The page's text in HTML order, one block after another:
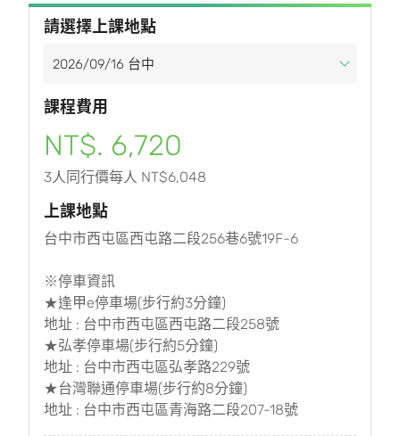
請選擇上課地點
課程費用
NT$. 6,720
3人同行價每人 NT$6,048
上課地點
台中市西屯區西屯路二段256巷6號19F-6
※停車資訊
★逢甲e停車場(步行約3分鐘)
地址 : 台中市西屯區西屯路二段258號
★弘孝停車場(步行約5分鐘)
地址 : 台中市西屯區弘孝路229號
★台灣聯通停車場(步行約8分鐘)
地址 : 台中市西屯區青海路二段207-18號